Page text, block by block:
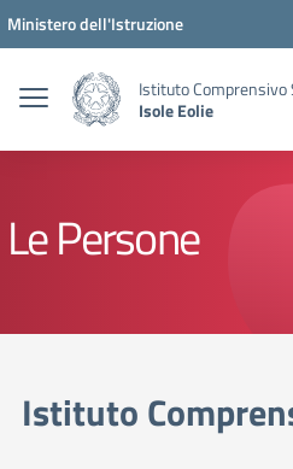
Vai ai contenuti
Vai al menu di navigazione
Vai al footer
Ministero dell'Istruzione
Istituto Comprensivo
Isole Eolie
Le Persone
Istituto